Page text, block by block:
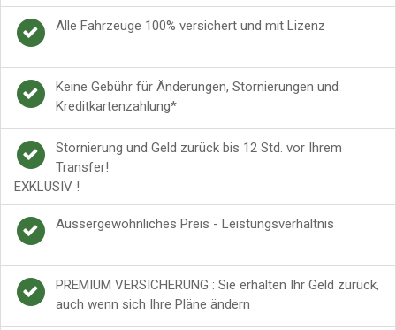
Alle Fahrzeuge 100% versichert und mit Lizenz
Keine Gebühr für Änderungen, Stornierungen und
Kreditkartenzahlung*
Stornierung und Geld zurück bis 12 Std. vor Ihrem
Transfer!
EXKLUSIV !
Aussergewöhnliches Preis - Leistungsverhältnis
PREMIUM VERSICHERUNG : Sie erhalten Ihr Geld zurück,
auch wenn sich Ihre Pläne ändern